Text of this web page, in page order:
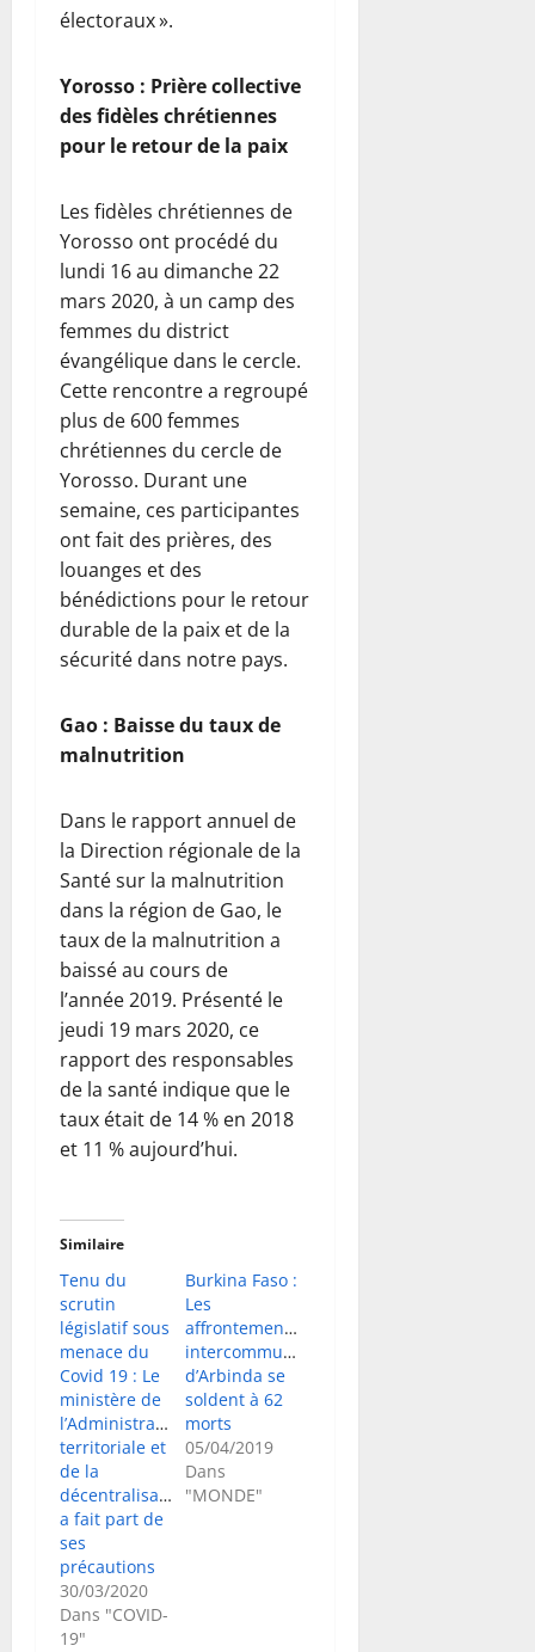
électoraux ».
Yorosso : Prière collective
des fidèles chrétiennes
pour le retour de la paix
Les fidèles chrétiennes de
Yorosso ont procédé du
lundi 16 au dimanche 22
mars 2020, à un camp des
femmes du district
évangélique dans le cercle.
Cette rencontre a regroupé
plus de 600 femmes
chrétiennes du cercle de
Yorosso. Durant une
semaine, ces participantes
ont fait des prières, des
louanges et des
bénédictions pour le retour
durable de la paix et de la
sécurité dans notre pays.
Gao : Baisse du taux de
malnutrition
Dans le rapport annuel de
la Direction régionale de la
Santé sur la malnutrition
dans la région de Gao, le
taux de la malnutrition a
baissé au cours de
l’année 2019. Présenté le
jeudi 19 mars 2020, ce
rapport des responsables
de la santé indique que le
taux était de 14 % en 2018
et 11 % aujourd’hui.
Similaire
Tenu du
scrutin
législatif sous
menace du
Covid 19 : Le
ministère de
l’Administration
territoriale et
de la
décentralisation
a fait part de
ses
précautions
30/03/2020
Dans "COVID-
19"
Burkina Faso :
Les
affrontements
intercommunautaires
d’Arbinda se
soldent à 62
morts
05/04/2019
Dans
"MONDE"